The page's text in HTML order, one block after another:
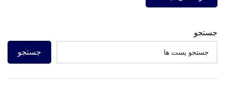
جستجو
جستجو